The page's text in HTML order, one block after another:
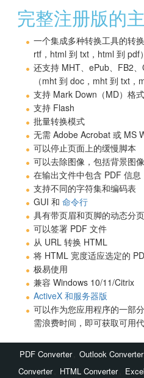
完整注册版的
一个集成多种转换工具的转
rtf，html 到 txt，html 到 pdf）
还支持 MHT、ePub、FB2
（mht 到 doc，mht 到 txt，
支持 Mark Down（MD）格
支持 Flash
批量转换模式
无需 Adobe Acrobat 或 MS
可以停止页面上的缓慢脚本
可以去除图像，包括背景图像
在输出文件中包含 PDF 信息
支持不同的字符集和编码表
GUI 和命令行
具有带页眉和页脚的动态分
可以签署 PDF 文件
从 URL 转换 HTML
将 HTML 宽度适应选定的
极易使用
兼容 Windows 10/11/Citrix
ActiveX 和服务器版
可以作为您应用程序的一部
需浪费时间，即可获取可用
PDF Converter Outlook Converter
Converter
HTML Converter